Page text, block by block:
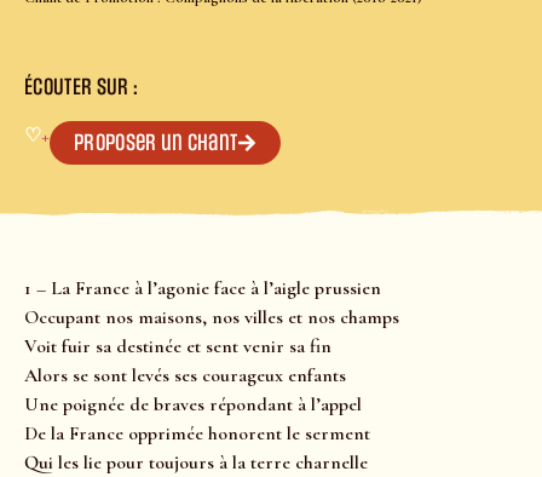
ÉCOUTER SUR :
♡+ Proposer un chant
1 – La France à l’agonie face à l’aigle prussien
Occupant nos maisons, nos villes et nos champs
Voit fuir sa destinée et sent venir sa fin
Alors se sont levés ses courageux enfants
Une poignée de braves répondant à l’appel
De la France opprimée honorent le serment
Qui les lie pour toujours à la terre charnelle